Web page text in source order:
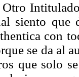
siento que
con
se da al
que solo